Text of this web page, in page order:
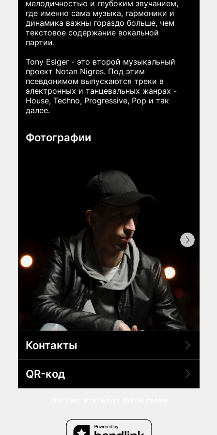
Фотографии
мелодичностью и глубоким звучанием,
где именно сама музыка, гармоники и
динамика важны гораздо больше, чем
текстовое содержание вокальной
партии.
Tony Esiger - это второй музыкальный
проект Notan Nigres. Под этим
псевдонимом выпускаются треки в
электронных и танцевальных жанрах -
House, Techno, Progressive, Pop и так
далее.
Контакты
QR-код